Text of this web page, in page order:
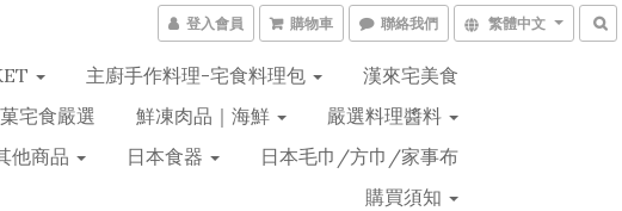
登入會員 購物車 聯絡我們 繁體中文
主廚手作料理-宅食料理包
漢來宅美食
宅食嚴選
鮮凍肉品｜海鮮
嚴選料理醬料
他商品 日本食器
日本毛巾/方巾/家事布
購買須知